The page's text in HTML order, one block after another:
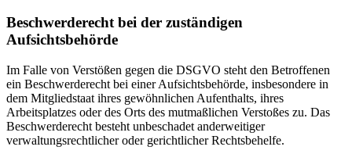
Beschwerderecht bei der zuständigen
Aufsichtsbehörde
Im Falle von Verstößen gegen die DSGVO steht den Betroffenen
ein Beschwerderecht bei einer Aufsichtsbehörde, insbesondere in
dem Mitgliedstaat ihres gewöhnlichen Aufenthalts, ihres
Arbeitsplatzes oder des Orts des mutmaßlichen Verstoßes zu. Das
Beschwerderecht besteht unbeschadet anderweitiger
verwaltungsrechtlicher oder gerichtlicher Rechtsbehelfe.